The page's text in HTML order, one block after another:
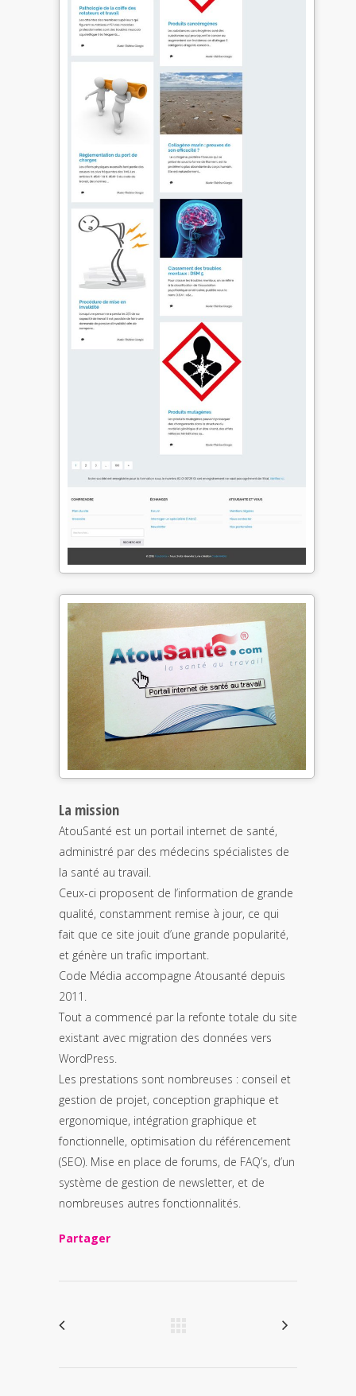
La mission
AtouSanté est un portail internet de santé,
administré par des médecins spécialistes de
la santé au travail.
Ceux-ci proposent de l’information de grande
qualité, constamment remise à jour, ce qui
fait que ce site jouit d’une grande popularité,
et génère un trafic important.
Code Média accompagne Atousanté depuis
2011.
Tout a commencé par la refonte totale du site
existant avec migration des données vers
WordPress.
Les prestations sont nombreuses : conseil et
gestion de projet, conception graphique et
ergonomique, intégration graphique et
fonctionnelle, optimisation du référencement
(SEO). Mise en place de forums, de FAQ’s, d’un
système de gestion de newsletter, et de
nombreuses autres fonctionnalités.
Partager